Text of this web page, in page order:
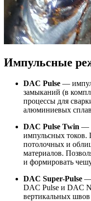
Импульсные
DAC Pulse —
замыканий (в
процессы для
алюминиевых
DAC Pulse Twin —
импульсных токов.
потолочных и
материалов.
и формировать
DAC Super-Pulse —
DAC Pulse и DAC
вертикальных швов